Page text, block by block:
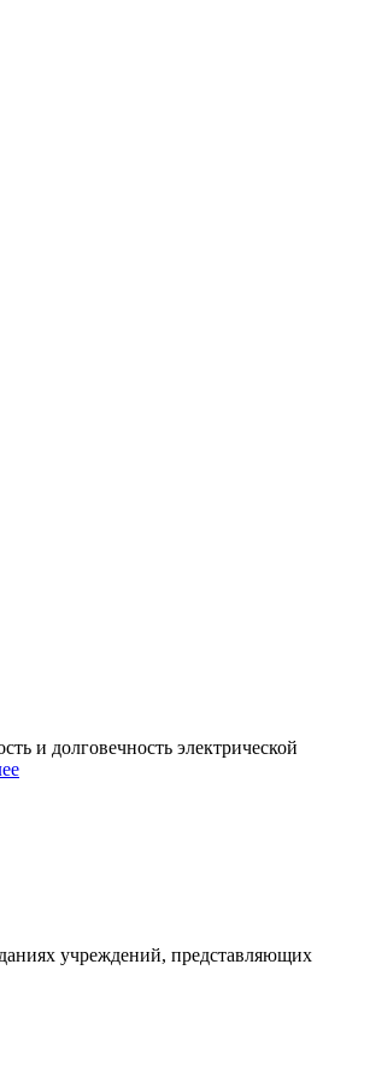
и долговечность электрической
Читайте
учреждений, представляющих